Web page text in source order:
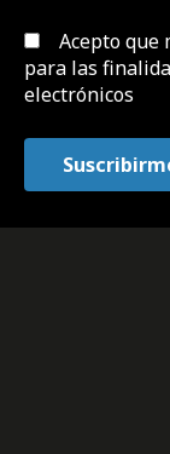
Acepto que
para las
electrónicos